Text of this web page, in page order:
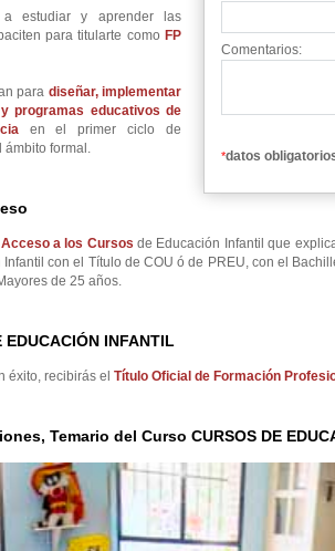
Comentarios:
*datos
estudiar y aprender las
para titularte como FP
para diseñar, implementar
programas educativos de
en el primer ciclo de
ámbito formal.
Acceso a los Cursos de Educación Infantil que
con el Título de COU ó de PREU, con el
de 25 años.
INFANTIL
éxito, recibirás el Título Oficial de Formación
Temario del Curso CURSOS DE